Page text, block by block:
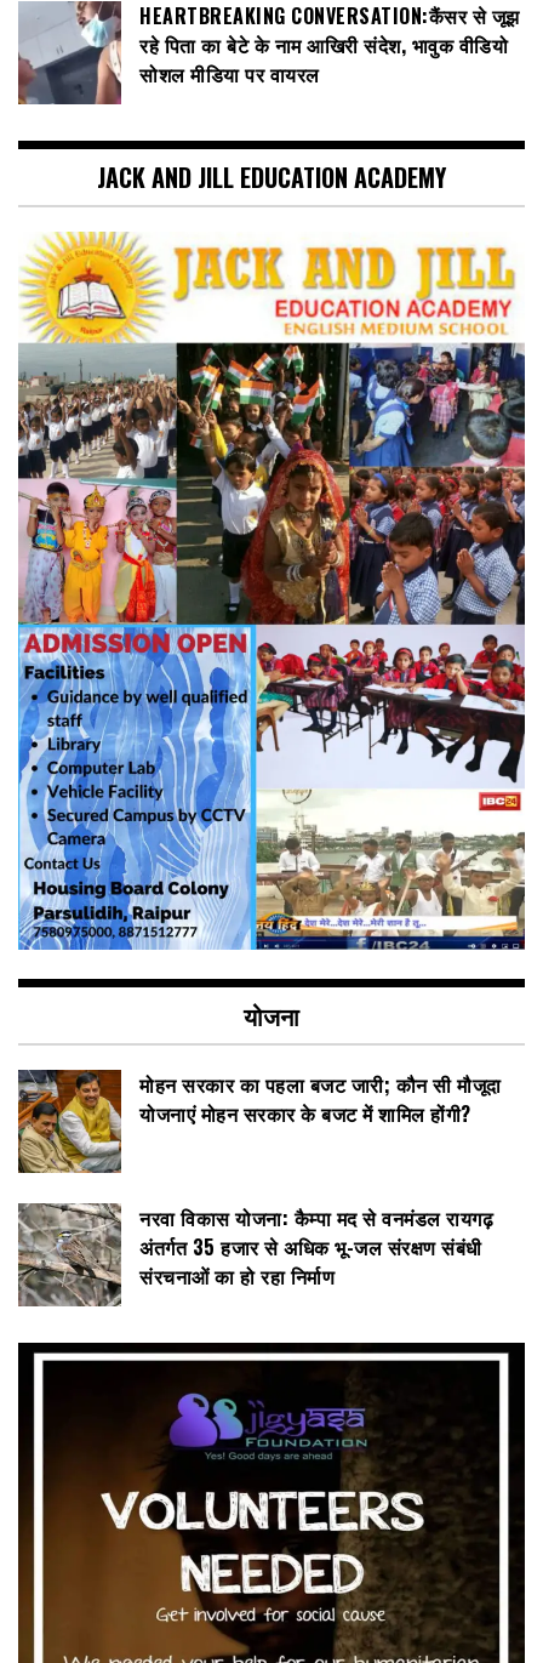
HEARTBREAKING CONVERSATION:कैंसर से जूझ
रहे पिता का बेटे के नाम आखिरी संदेश, भावुक वीडियो
सोशल मीडिया पर वायरल
JACK AND JILL EDUCATION ACADEMY
योजना
मोहन सरकार का पहला बजट जारी; कौन सी मौजूदा
योजनाएं मोहन सरकार के बजट में शामिल होंगी?
नरवा विकास योजना: कैम्पा मद से वनमंडल रायगढ़
अंतर्गत 35 हजार से अधिक भू-जल संरक्षण संबंधी
संरचनाओं का हो रहा निर्माण